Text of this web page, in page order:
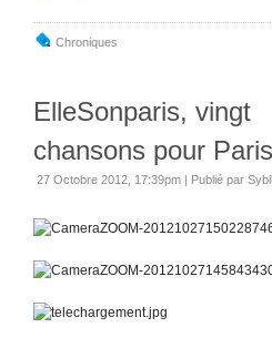
Chroniques
ElleSonparis, vingt
chansons pour Paris
27 Octobre 2012, 17:39pm | Publié par